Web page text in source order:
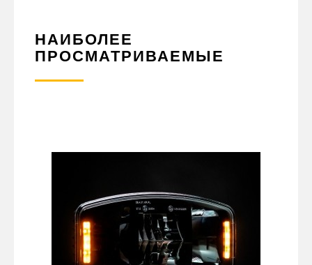
НАИБОЛЕЕ
ПРОСМАТРИВАЕМЫЕ